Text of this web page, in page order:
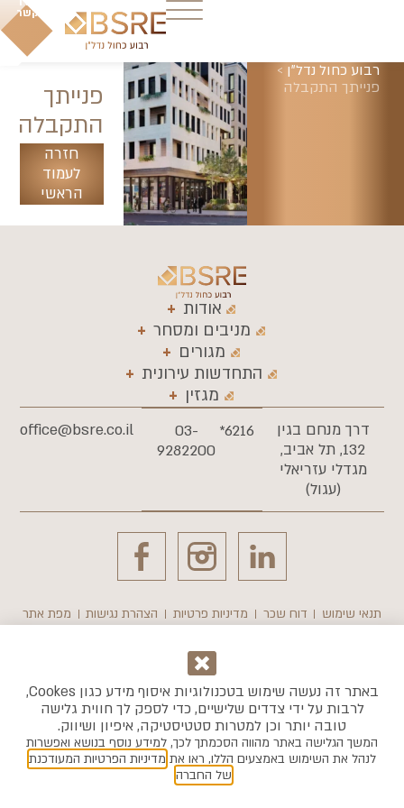
קשר
רבוע כחול נדל"ן >
פנייתך התקבלה
פנייתך
התקבלה
חזרה
לעמוד
הראשי
אודות
מניבים ומסחר
מגורים
התחדשות עירונית
מגזין
דרך מנחם בגין
132, תל אביב,
מגדלי עזריאלי
(עגול)
6216*
03-
9282200
office@bsre.co.il
תנאי שימוש דוח שכר מדיניות פרטיות הצהרת נגישות
מפת אתר
כל התמונות וההדמיות להמחשה בלבד. © כל הזכויות שמורות לרבוע כחול
באתר זה נעשה שימוש בטכנולוגיות איסוף מידע כגון Cookes,
לרבות על ידי צדדים שלישיים, כדי לספק לך חווית גלישה
טובה יותר וכן למטרות סטטיסטיקה, איפיון ושיווק.
המשך הגלישה באתר מהווה הסכמתך לכך, למידע נוסף בנושא ואפשרות
לנהל את השימוש באמצעים הללו, ראו את מדיניות הפרטיות המעודכנת
של החברה